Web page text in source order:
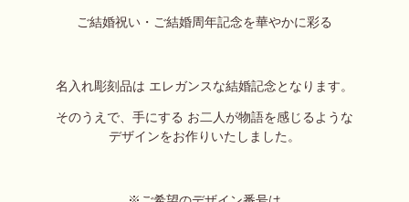
ご結婚祝い・ご結婚周年記念を華やかに彩る
名入れ彫刻品は エレガンスな結婚記念となります。
そのうえで、手にする お二人が物語を感じるような
デザインをお作りいたしました。